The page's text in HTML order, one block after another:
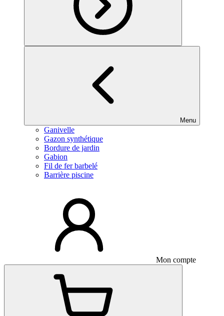
Menu
Ganivelle
Gazon synthétique
Bordure de jardin
Gabion
Fil de fer barbelé
Barrière piscine
Mon compte